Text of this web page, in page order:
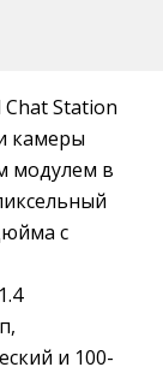
Station
камеры
модулем в
с
и 100-